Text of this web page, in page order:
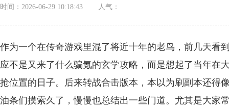
时间：2026-06-29 10:18:43 人气：
作为一个在传奇游戏里混了将近十年的老鸟，前几天看
应不是又来了什么骗氪的玄学攻略，而是想起了当年在
抢位置的日子。后来转战合击版本，本以为刷副本还得
油条们摸索久了，慢慢也总结出一些门道。尤其是大家